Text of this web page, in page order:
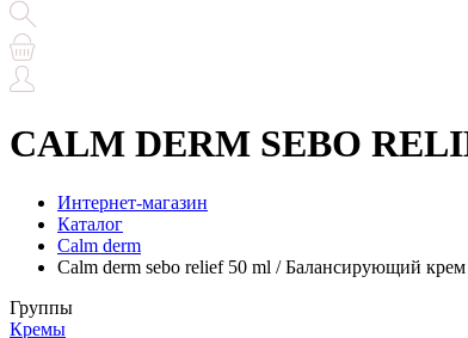
CALM DERM SEBO
Интернет-магазин
Каталог
Calm derm
Calm derm sebo relief 50 ml / Балансирующий
Группы
Кремы